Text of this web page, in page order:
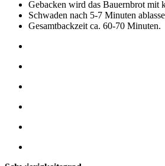
Gebacken wird das Bauernbrot mit
Schwaden nach 5-7 Minuten
Gesamtbackzeit ca. 60-70 Minuten.